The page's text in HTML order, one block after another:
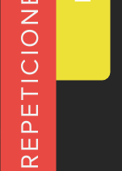
REPETICIONES